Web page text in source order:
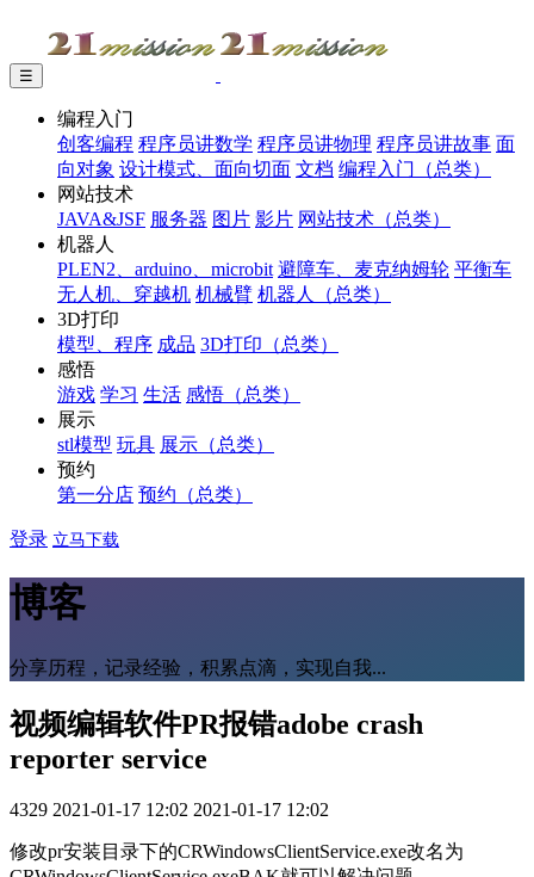
☰
编程入门
创客编程 程序员讲数学 程序员讲物理 程序员讲故事 面
向对象 设计模式、面向切面 文档 编程入门（总类）
网站技术
JAVA&JSF 服务器 图片 影片 网站技术（总类）
机器人
PLEN2、arduino、microbit 避障车、麦克纳姆轮 平衡车
无人机、穿越机 机械臂 机器人（总类）
3D打印
模型、程序 成品 3D打印（总类）
感悟
游戏 学习 生活 感悟（总类）
展示
stl模型 玩具 展示（总类）
预约
第一分店 预约（总类）
登录 立马下载
博客
分享历程，记录经验，积累点滴，实现自我...
视频编辑软件PR报错adobe crash
reporter service
4329 2021-01-17 12:02 2021-01-17 12:02
修改pr安装目录下的CRWindowsClientService.exe改名为